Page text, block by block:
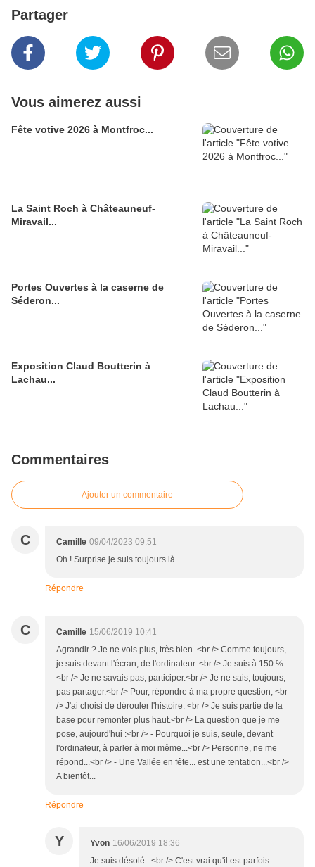
Partager
Vous aimerez aussi
Fête votive 2026 à Montfroc...
La Saint Roch à Châteauneuf-
Miravail...
Portes Ouvertes à la caserne de
Séderon...
Exposition Claud Boutterin à
Lachau...
Commentaires
Ajouter un commentaire
C Camille 09/04/2023 09:51
Oh ! Surprise je suis toujours là...
Répondre
C Camille 15/06/2019 10:41
Agrandir ? Je ne vois plus, très bien. <br /> Comme toujours,
je suis devant l'écran, de l'ordinateur. <br /> Je suis à 150 %.
<br /> Je ne savais pas, participer.<br /> Je ne sais, toujours,
pas partager.<br /> Pour, répondre à ma propre question, <br
/> J'ai choisi de dérouler l'histoire. <br /> Je suis partie de la
base pour remonter plus haut.<br /> La question que je me
pose, aujourd'hui :<br /> - Pourquoi je suis, seule, devant
l'ordinateur, à parler à moi même...<br /> Personne, ne me
répond...<br /> - Une Vallée en fête... est une tentation...<br />
A bientôt...
Répondre
Y Yvon 16/06/2019 18:36
Je suis désolé...<br /> C'est vrai qu'il est parfois